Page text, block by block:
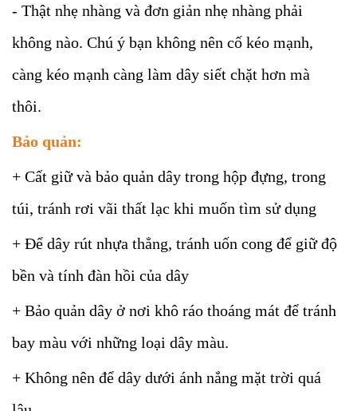
- Thật nhẹ nhàng và đơn giản nhẹ nhàng phải
không nào. Chú ý bạn không nên cố kéo mạnh,
càng kéo mạnh càng làm dây siết chặt hơn mà
thôi.
Bảo quản:
+ Cất giữ và bảo quản dây trong hộp đựng, trong
túi, tránh rơi vãi thất lạc khi muốn tìm sử dụng
+ Để dây rút nhựa thẳng, tránh uốn cong để giữ độ
bền và tính đàn hồi của dây
+ Bảo quản dây ở nơi khô ráo thoáng mát để tránh
bay màu với những loại dây màu.
+ Không nên để dây dưới ánh nắng mặt trời quá